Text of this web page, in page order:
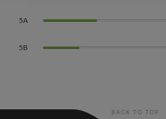
5A
5B
BACK TO TOP